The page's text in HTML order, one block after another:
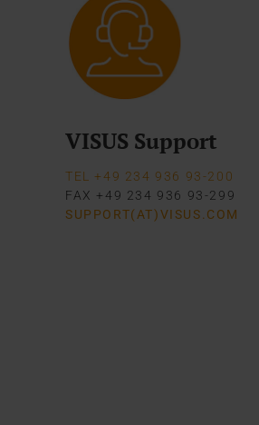
VISUS Support
TEL +49 234 936 93-200
FAX +49 234 936 93-299
SUPPORT(AT)VISUS.COM